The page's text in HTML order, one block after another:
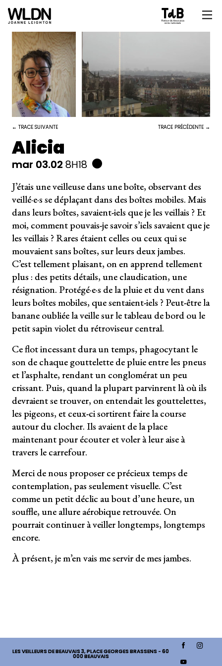
← TRACE SUIVANTE TRACE PRÉCÉDENTE →
Alicia
mar 03.02 8H18
J’étais une veilleuse dans une boîte, observant des
veillé·e·s se déplaçant dans des boîtes mobiles. Mais
dans leurs boîtes, savaient-iels que je les veillais ? Et
moi, comment pouvais-je savoir s’iels savaient que je
les veillais ? Rares étaient celles ou ceux qui se
mouvaient sans boîtes, sur leurs deux jambes.
C’est tellement plaisant, on en apprend tellement
plus : des petits détails, une claudication, une
résignation. Protégé·e·s de la pluie et du vent dans
leurs boîtes mobiles, que sentaient-iels ? Peut-être la
banane oubliée la veille sur le tableau de bord ou le
petit sapin violet du rétroviseur central.
Ce flot incessant dura un temps, phagocytant le
son de chaque gouttelette de pluie entre les pneus
et l’asphalte, rendant un conglomérat un peu
crissant. Puis, quand la plupart parvinrent là où ils
devraient se trouver, on entendait les gouttelettes,
les pigeons, et ceux-ci sortirent faire la course
autour du clocher. Ils avaient de la place
maintenant pour écouter et voler à leur aise à
travers le carrefour.
Merci de nous proposer ce précieux temps de
contemplation, pas seulement visuelle. C’est
comme un petit déclic au bout d’une heure, un
souffle, une allure aérobique retrouvée. On
pourrait continuer à veiller longtemps, longtemps
encore.
À présent, je m’en vais me servir de mes jambes.
LES VEILLEURS DE BEAUVAIS 3, PLACE GEORGES BRASSENS - 60
000 BEAUVAIS